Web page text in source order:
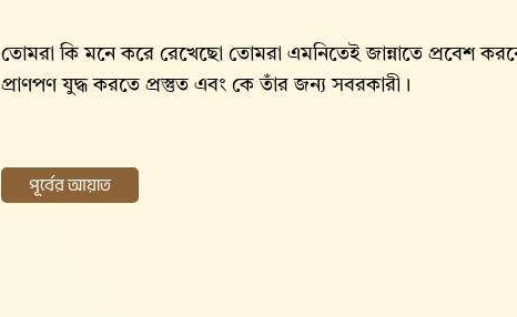
তোমরা কি মনে করে রেখেছো তোমরা এমনিতেই জান্নাতে প্রবেশ
প্রাণপণ যুদ্ধ করতে প্রস্তুত এবং কে তাঁর জন্য সবরকারী।
পূর্বের আয়াত